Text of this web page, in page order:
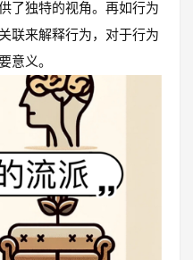
了独特的视角。再如行为
联来解释行为，对于行为
意义。